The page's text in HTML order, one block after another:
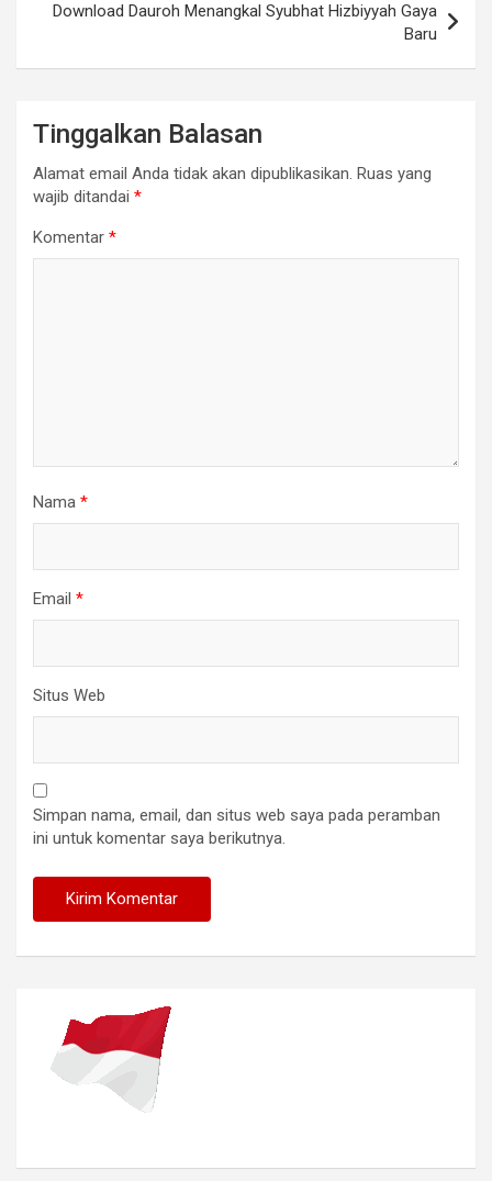
Download Dauroh Menangkal Syubhat Hizbiyyah Gaya
Baru
Tinggalkan Balasan
Alamat email Anda tidak akan dipublikasikan. Ruas yang
wajib ditandai *
Komentar *
Nama *
Email *
Situs Web
Simpan nama, email, dan situs web saya pada peramban
ini untuk komentar saya berikutnya.